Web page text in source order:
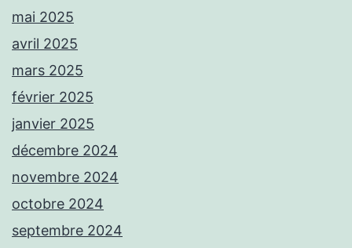
mai 2025
avril 2025
mars 2025
février 2025
janvier 2025
décembre 2024
novembre 2024
octobre 2024
septembre 2024